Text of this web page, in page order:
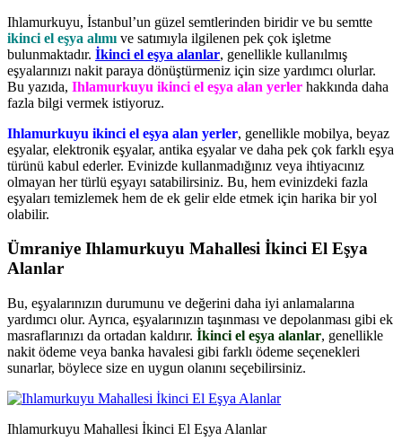
Ihlamurkuyu, İstanbul’un güzel semtlerinden biridir ve bu semtte
ikinci el eşya alımı ve satımıyla ilgilenen pek çok işletme
bulunmaktadır. İkinci el eşya alanlar, genellikle kullanılmış
eşyalarınızı nakit paraya dönüştürmeniz için size yardımcı olurlar.
Bu yazıda, Ihlamurkuyu ikinci el eşya alan yerler hakkında daha
fazla bilgi vermek istiyoruz.
Ihlamurkuyu ikinci el eşya alan yerler, genellikle mobilya, beyaz
eşyalar, elektronik eşyalar, antika eşyalar ve daha pek çok farklı eşya
türünü kabul ederler. Evinizde kullanmadığınız veya ihtiyacınız
olmayan her türlü eşyayı satabilirsiniz. Bu, hem evinizdeki fazla
eşyaları temizlemek hem de ek gelir elde etmek için harika bir yol
olabilir.
Ümraniye Ihlamurkuyu Mahallesi İkinci El Eşya
Alanlar
Bu, eşyalarınızın durumunu ve değerini daha iyi anlamalarına
yardımcı olur. Ayrıca, eşyalarınızın taşınması ve depolanması gibi ek
masraflarınızı da ortadan kaldırır. İkinci el eşya alanlar, genellikle
nakit ödeme veya banka havalesi gibi farklı ödeme seçenekleri
sunarlar, böylece size en uygun olanını seçebilirsiniz.
Ihlamurkuyu Mahallesi İkinci El Eşya Alanlar